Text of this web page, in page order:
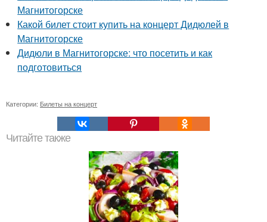
Магнитогорске
Какой билет стоит купить на концерт Дидюлей в
Магнитогорске
Дидюли в Магнитогорске: что посетить и как
подготовиться
Категории: Билеты на концерт
Читайте также